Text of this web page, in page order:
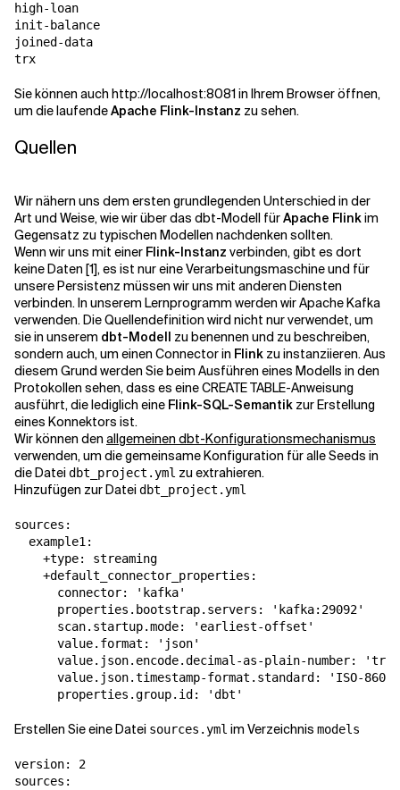
high-loan
init-balance
joined-data
trx
Sie können auch http://localhost:8081 in Ihrem Browser öffnen,
um die laufendeApache Flink-Instanz zu sehen.
Quellen
Wir nähern uns dem ersten grundlegenden Unterschied in der
Art und Weise, wie wir über das dbt-Modell fürApache Flinkim
Gegensatz zu typischen Modellen nachdenken sollten.
Wenn wir uns mit einer Flink-Instanz verbinden, gibt es dort
keine Daten [1], es ist nur eine Verarbeitungsmaschine und für
unsere Persistenz müssen wir uns mit anderen Diensten
verbinden. In unserem Lernprogramm werden wir Apache Kafka
verwenden. Die Quellendefinition wird nicht nur verwendet, um
sie in unserem dbt-Modell zu benennen und zu beschreiben,
sondern auch, um einen Connector in Flink zu instanziieren. Aus
diesem Grund werden Sie beim Ausführen eines Modells in den
Protokollen sehen, dass es eine CREATE TABLE-Anweisung
ausführt, die lediglich eine Flink-SQL-Semantik zur Erstellung
eines Konnektors ist.
Wir können den allgemeinen dbt-Konfigurationsmechanismus
verwenden, um die gemeinsame Konfiguration für alle Seeds in
die Dateidbt_project.yml zu extrahieren.
Hinzufügen zur Dateidbt_project.yml
sources:
  example1:
    +type: streaming
    +default_connector_properties:
      connector: 'kafka'
      properties.bootstrap.servers: 'kafka:29092'
      scan.startup.mode: 'earliest-offset'
      value.format: 'json'
value.json.encode.decimal-as-plain-number:
      value.json.timestamp-format.standard: 'ISO-8601'
      properties.group.id: 'dbt'
Erstellen Sie eine Datei sources.yml im Verzeichnis models
version: 2
sources: